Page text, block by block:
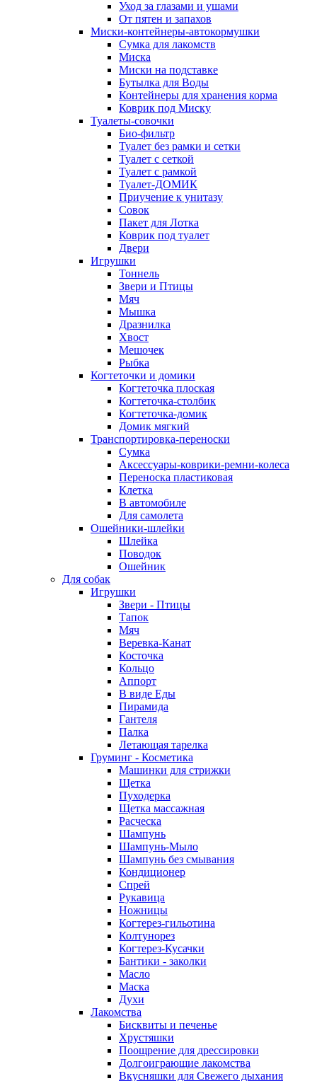
Уход за глазами и ушами
От пятен и запахов
Миски-контейнеры-автокормушки
Сумка для лакомств
Миска
Миски на подставке
Бутылка для Воды
Контейнеры для хранения корма
Коврик под Миску
Туалеты-совочки
Био-фильтр
Туалет без рамки и сетки
Туалет с сеткой
Туалет с рамкой
Туалет-ДОМИК
Приучение к унитазу
Совок
Пакет для Лотка
Коврик под туалет
Двери
Игрушки
Тоннель
Звери и Птицы
Мяч
Мышка
Дразнилка
Хвост
Мешочек
Рыбка
Когтеточки и домики
Когтеточка плоская
Когтеточка-столбик
Когтеточка-домик
Домик мягкий
Транспортировка-переноски
Сумка
Аксессуары-коврики-ремни-колеса
Переноска пластиковая
Клетка
В автомобиле
Для самолета
Ошейники-шлейки
Шлейка
Поводок
Ошейник
Для собак
Игрушки
Звери - Птицы
Тапок
Мяч
Веревка-Канат
Косточка
Кольцо
Аппорт
В виде Еды
Пирамида
Гантеля
Палка
Летающая тарелка
Груминг - Косметика
Машинки для стрижки
Щетка
Пуходерка
Щетка массажная
Расческа
Шампунь
Шампунь-Мыло
Шампунь без cмывания
Кондиционер
Спрей
Рукавица
Ножницы
Когтерез-гильотина
Колтунорез
Когтерез-Кусачки
Бантики - заколки
Масло
Маска
Духи
Лакомства
Бисквиты и печенье
Хрустяшки
Поощрение для дрессировки
Долгоиграющие лакомства
Вкусняшки для Свежего дыхания